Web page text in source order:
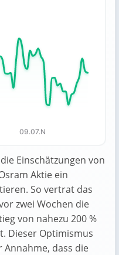
categories.
values. Data ranges
09.07.N
Einschätzungen von
Aktie ein
So vertrat das
zwei Wochen die
von nahezu 200 %
Dieser Optimismus
dass die